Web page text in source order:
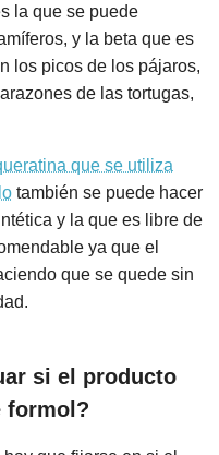
la que se puede
y la beta que es
los picos de los pájaros,
de las tortugas,
que se utiliza
también se puede hacer
y la que es libre de
ya que el
que se quede sin
si el producto
formol?